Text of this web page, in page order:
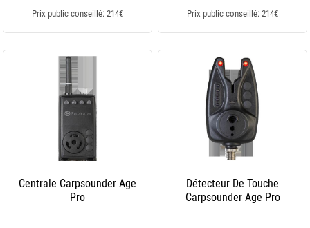
Prix public conseillé: 214€ Prix public conseillé: 214€
Centrale Carpsounder Age
Pro
Détecteur De Touche
Carpsounder Age Pro